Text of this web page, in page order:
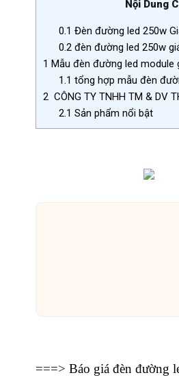
Nội Dung
0.1 Đèn đường led 250w
0.2đèn đường led 250w
1 Mẫu đèn đường led module
1.1 tổng hợp mẫu đèn
2 CÔNG TY TNHH TM & DV
2.1 Sản phẩm nổi bật
===> Báo giá đèn đường